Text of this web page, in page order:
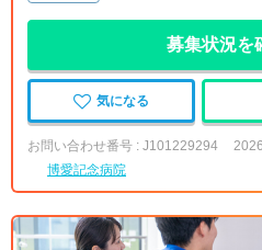
募集状況を
気になる
お問い合わせ番号 : J101229294
博愛記念病院